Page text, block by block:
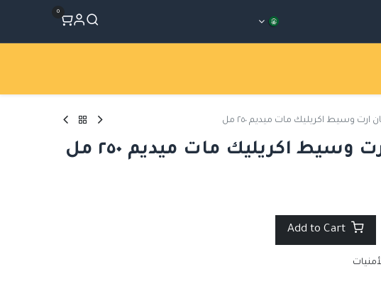
0
ارت وسيط اكريليك مات ميديم ٢٥٠ مل
وسيط اكريليك مات ميديم ٢٥٠ مل
Add to Cart